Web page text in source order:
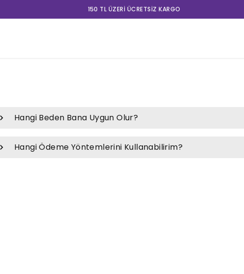
150 TL ÜZERI ÜCRETSIZ KARGO
Hangi Beden Bana Uygun Olur?
Hangi Ödeme Yöntemlerini Kullanabilirim?